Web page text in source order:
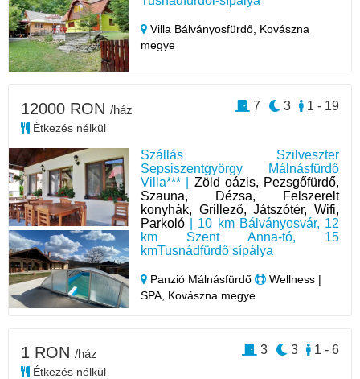
Villa Bálványosfürdő, Kovászna
megye
Szállás Szilveszter
Sepsiszentgyörgy Málnásfürdő
Villa*** | Zöld oázis, Pezsgőfürdő,
Szauna, Dézsa, Felszerelt
konyhák, Grillező, Játszótér, Wifi,
Parkoló | 10 km Bálványosvár, 12
km Szent Anna-tó, 15
kmTusnádfürdő sípálya
Panzió Málnásfürdő
Wellness |
SPA, Kovászna megye
12000 RON /ház
Étkezés nélkül
1 - 19
3
7
1 RON /ház
Étkezés nélkül
1 - 6
3
3